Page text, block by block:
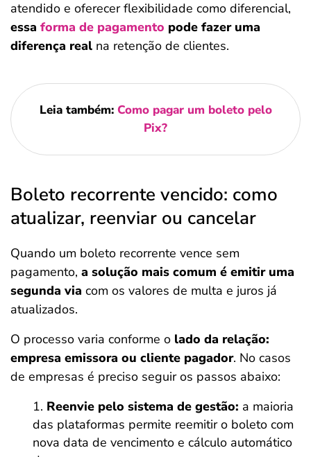
atendido e oferecer flexibilidade como diferencial,
essa forma de pagamento pode fazer uma
diferença real na retenção de clientes.
Leia também: Como pagar um boleto pelo
Pix?
Boleto recorrente vencido: como
atualizar, reenviar ou cancelar
Quando um boleto recorrente vence sem
pagamento, a solução mais comum é emitir uma
segunda via com os valores de multa e juros já
atualizados.
O processo varia conforme o lado da relação:
empresa emissora ou cliente pagador. No casos
de empresas é preciso seguir os passos abaixo:
Reenvie pelo sistema de gestão: a maioria
das plataformas permite reemitir o boleto com
nova data de vencimento e cálculo automático